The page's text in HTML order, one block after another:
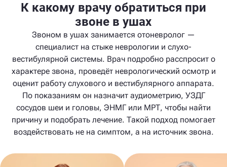
К какому врачу обратиться при
звоне в ушах
Звоном в ушах занимается отоневролог —
специалист на стыке неврологии и слухо-
вестибулярной системы. Врач подробно расспросит о
характере звона, проведёт неврологический осмотр и
оценит работу слухового и вестибулярного аппарата.
По показаниям он назначит аудиометрию, УЗДГ
сосудов шеи и головы, ЭНМГ или МРТ, чтобы найти
причину и подобрать лечение. Такой подход помогает
воздействовать не на симптом, а на источник звона.